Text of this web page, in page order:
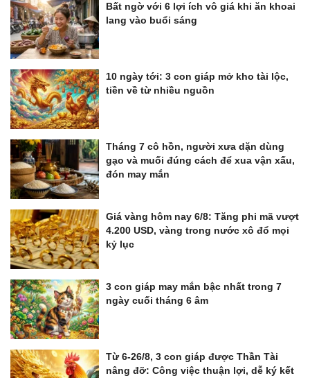
Bất ngờ với 6 lợi ích vô giá khi ăn khoai
lang vào buổi sáng
10 ngày tới: 3 con giáp mở kho tài lộc,
tiền về từ nhiều nguồn
Tháng 7 cô hồn, người xưa dặn dùng
gạo và muối đúng cách để xua vận xấu,
đón may mắn
Giá vàng hôm nay 6/8: Tăng phi mã vượt
4.200 USD, vàng trong nước xô đổ mọi
kỷ lục
3 con giáp may mắn bậc nhất trong 7
ngày cuối tháng 6 âm
Từ 6-26/8, 3 con giáp được Thần Tài
nâng đỡ: Công việc thuận lợi, dễ ký kết